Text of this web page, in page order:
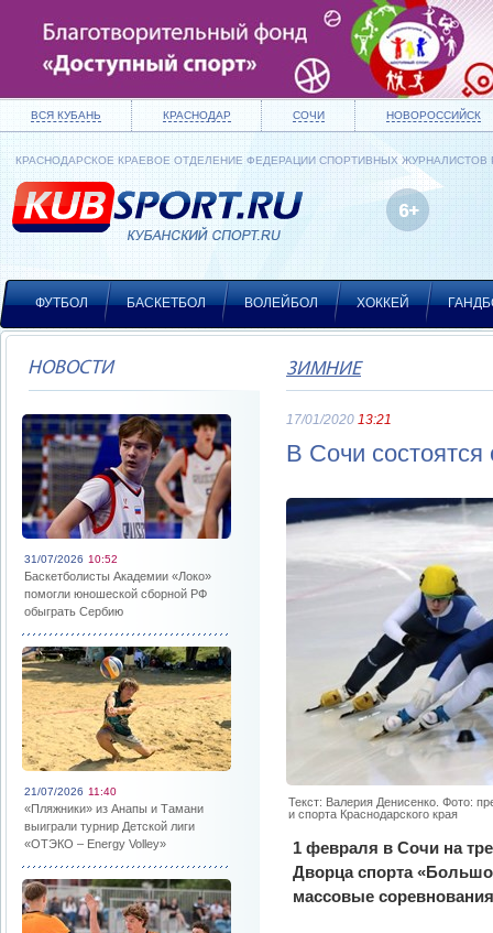
ВСЯ КУБАНЬ КРАСНОДАР СОЧИ НОВОРОССИЙСК
КРАСНОДАРСКОЕ КРАЕВОЕ ОТДЕЛЕНИЕ ФЕДЕРАЦИИ СПОРТИВНЫХ ЖУРНАЛИСТОВ
ФУТБОЛ БАСКЕТБОЛ ВОЛЕЙБОЛ ХОККЕЙ
НОВОСТИ
31/07/2026 10:52
Баскетболисты Академии «Локо»
помогли юношеской сборной РФ
обыграть Сербию
21/07/2026 11:40
«Пляжники» из Анапы и Тамани
выиграли турнир Детской лиги
«ОТЭКО – Energy Volley»
ЗИМНИЕ
17/01/2020 13:21
В Сочи
Текст: Валерия Денисенко. Фото:
и спорта Краснодарского края
1 февраля в Сочи на
Дворца спорта
массовые